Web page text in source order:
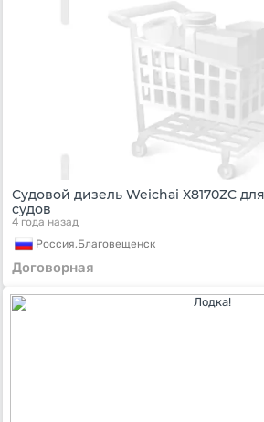
Судовой дизель Weichai X8170ZC
судов
4 года назад
Россия,Благовещенск
Договорная